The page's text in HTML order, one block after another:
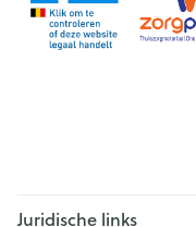
Juridische links